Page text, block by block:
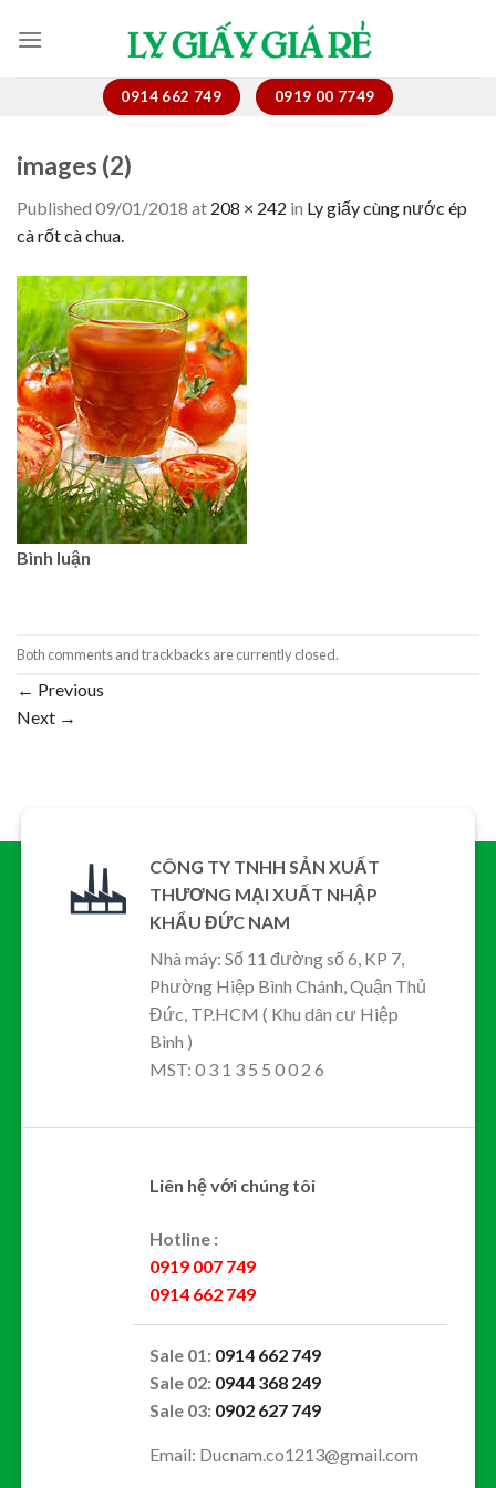
0914 662 749 0919 00 7749
images (2)
Published 09/01/2018 at 208 × 242 in Ly giấy cùng nước ép
cà rốt cà chua.
Bình luận
Both comments and trackbacks are currently closed.
← Previous
Next →
CÔNG TY TNHH SẢN XUẤT
THƯƠNG MẠI XUẤT NHẬP
KHẨU ĐỨC NAM
Nhà máy: Số 11 đường số 6, KP 7,
Phường Hiệp Bình Chánh, Quận Thủ
Đức, TP.HCM ( Khu dân cư Hiệp
Bình )
MST: 0 3 1 3 5 5 0 0 2 6
Liên hệ với chúng tôi
Hotline :
0919 007 749
0914 662 749
Sale 01: 0914 662 749
Sale 02: 0944 368 249
Sale 03: 0902 627 749
Email: Ducnam.co1213@gmail.com